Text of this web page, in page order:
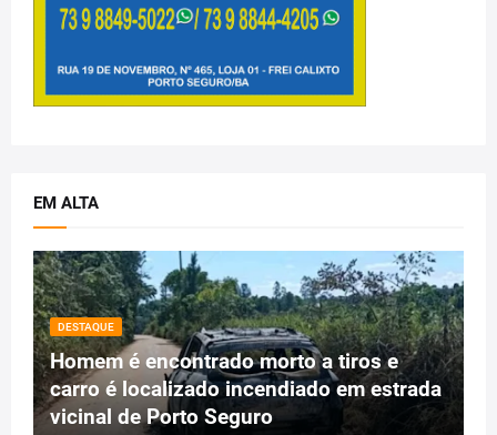
EM ALTA
DESTAQUE
Homem é encontrado morto a tiros e
carro é localizado incendiado em estrada
vicinal de Porto Seguro